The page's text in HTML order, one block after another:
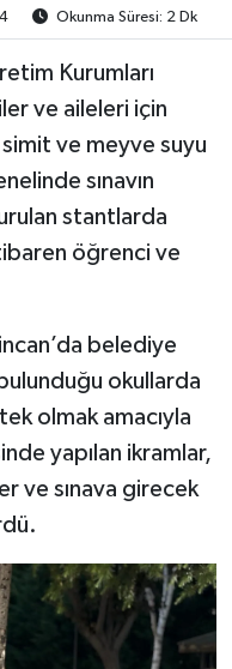
Okunma Süresi: 2 Dk
Kurumları
ve aileleri için
ve meyve suyu
sınavın
stantlarda
öğrenci ve
belediye
okullarda
olmak amacıyla
yapılan ikramlar,
ve sınava girecek